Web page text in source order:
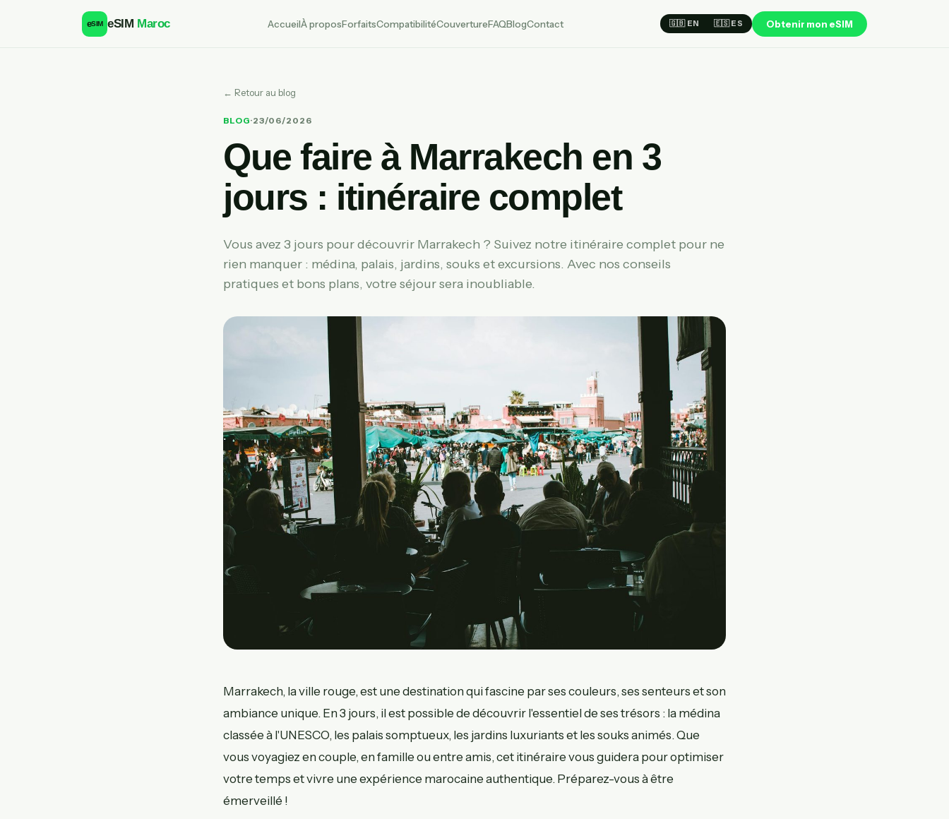
eSIM eSIM Maroc AccueilÀ proposForfaitsCompatibilitéCouvertureFAQBlogContact 🇬🇧 EN 🇪🇸 ES Obtenir mon eSIM
← Retour au blog
BLOG·23/06/2026
Que faire à Marrakech en 3
jours : itinéraire complet
Vous avez 3 jours pour découvrir Marrakech ? Suivez notre itinéraire complet pour ne
rien manquer : médina, palais, jardins, souks et excursions. Avec nos conseils
pratiques et bons plans, votre séjour sera inoubliable.
Marrakech, la ville rouge, est une destination qui fascine par ses couleurs, ses senteurs et son
ambiance unique. En 3 jours, il est possible de découvrir l'essentiel de ses trésors : la médina
classée à l'UNESCO, les palais somptueux, les jardins luxuriants et les souks animés. Que
vous voyagiez en couple, en famille ou entre amis, cet itinéraire vous guidera pour optimiser
votre temps et vivre une expérience marocaine authentique. Préparez-vous à être
émerveillé !